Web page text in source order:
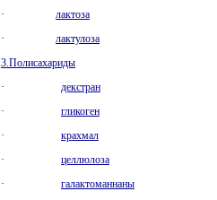
· лактоза
· лактулоза
3.Полисахариды
· декстран
· гликоген
· крахмал
· целлюлоза
· галактоманнаны